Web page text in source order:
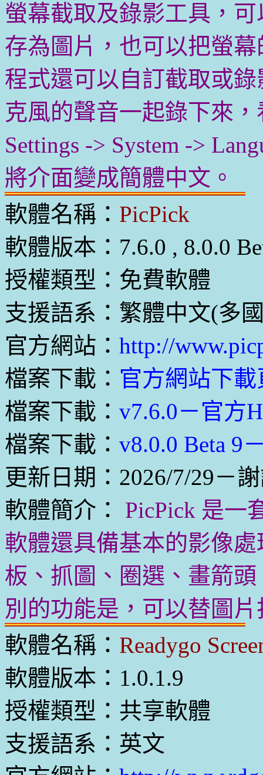
螢幕截取及錄影工具，
存為圖片，也可以把螢
程式還可以自訂截取或
克風的聲音一起錄下來
Settings -> System ->
將介面變成簡體中文。
軟體名稱： PicPick
軟體版本：7.6.0 , 8.0.0
授權類型：免費軟體
支援語系：繁體中文(多
官方網站： http://
檔案下載： 官方網站下載
檔案下載： v7.6.0－官方
檔案下載： v8.0.0 Beta 9
更新日期：2026/7/29－
軟體簡介：
PicPick 是一
軟體還具備基本的影像
板、抓圖、圈選、畫箭
別的功能是，可以替圖
軟體名稱： Readygo
軟體版本：1.0.1.9
授權類型：共享軟體
支援語系：英文